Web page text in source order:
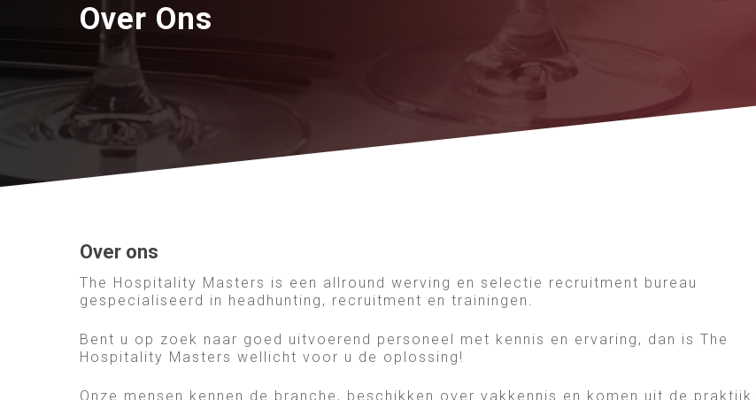
Over Ons
Over ons
The Hospitality Masters is een allround werving en selectie recruitment bureau
gespecialiseerd in headhunting, recruitment en trainingen.
Bent u op zoek naar goed uitvoerend personeel met kennis en ervaring, dan is The
Hospitality Masters wellicht voor u de oplossing!
Onze mensen kennen de branche, beschikken over vakkennis en komen uit de praktijk.